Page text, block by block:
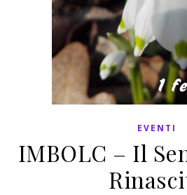
EVENTI
IMBOLC – Il